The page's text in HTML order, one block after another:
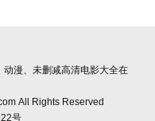
漫、未删减高清电影大全在
All Rights Reserved
号